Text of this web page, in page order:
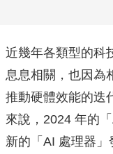
近幾年各類型的科
息息相關，也因為
推動硬體效能的迭
來說，2024 年的
新的「AI 處理器